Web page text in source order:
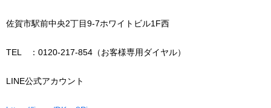
佐賀市駅前中央2丁目9-7ホワイトビル1F西
TEL ：0120-217-854（お客様専用ダイヤル）
LINE公式アカウント